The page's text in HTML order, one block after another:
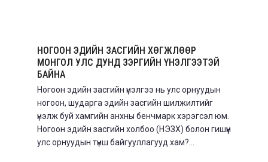
НОГООН ЭДИЙН ЗАСГИЙН ХӨГЖЛӨӨР
МОНГОЛ УЛС ДУНД ЗЭРГИЙН ҮНЭЛГЭЭТЭЙ
БАЙНА
Ногоон эдийн засгийн үнэлгээ нь улс орнуудын
ногоон, шударга эдийн засгийн шилжилтийг
үнэлж буй хамгийн анхны бенчмарк хэрэгсэл юм.
Ногоон эдийн засгийн холбоо (НЭЗХ) болон гишүүн
улс орнуудын түнш байгууллагууд хам?...